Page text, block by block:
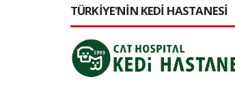
TÜRKİYE'NİN KEDİ HASTANESİ